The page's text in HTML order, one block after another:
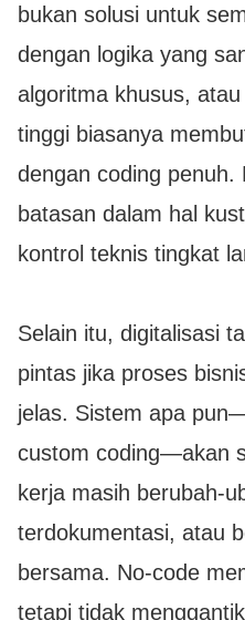
bukan solusi untuk
dengan logika yang
algoritma khusus,
tinggi biasanya
dengan coding penuh.
batasan dalam hal
kontrol teknis tingkat
Selain itu, digitalisasi
pintas jika proses
jelas. Sistem apa
custom coding—akan
kerja masih berubah-
terdokumentasi, atau
bersama. No-code
tetapi tidak